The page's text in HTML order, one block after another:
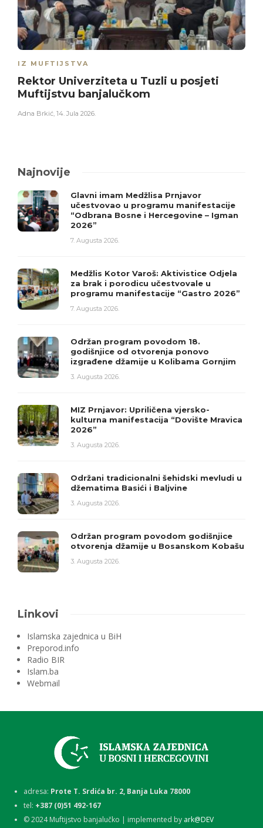
IZ MUFTIJSTVA
Rektor Univerziteta u Tuzli u posjeti
Muftijstvu banjalučkom
Adna Brkić, 14. Jula 2026.
Najnovije
Glavni imam Medžlisa Prnjavor
učestvovao u programu manifestacije
“Odbrana Bosne i Hercegovine – Igman
2026”
7. Augusta 2026.
Medžlis Kotor Varoš: Aktivistice Odjela
za brak i porodicu učestvovale u
programu manifestacije “Gastro 2026”
7. Augusta 2026.
Održan program povodom 18.
godišnjice od otvorenja ponovo
izgrađene džamije u Kolibama Gornjim
3. Augusta 2026.
MIZ Prnjavor: Upriličena vjersko-
kulturna manifestacija “Dovište Mravica
2026”
3. Augusta 2026.
Održani tradicionalni šehidski mevludi u
džematima Basići i Baljvine
3. Augusta 2026.
Održan program povodom godišnjice
otvorenja džamije u Bosanskom Kobašu
3. Augusta 2026.
Linkovi
Islamska zajednica u BiH
Preporod.info
Radio BIR
Islam.ba
Webmail
adresa: Prote T. Srdića br. 2, Banja Luka 78000
tel: +387 (0)51 492-167
©2024Muftijstvo banjalučko | implemented by ark@DEV